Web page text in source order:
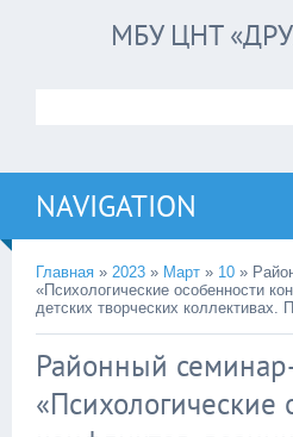
МБУ ЦНТ
NAVIGATION
Главная » 2023 » Март » 10 »
«Психологические особенности
детских творческих коллективах.
Районный
«Психологические